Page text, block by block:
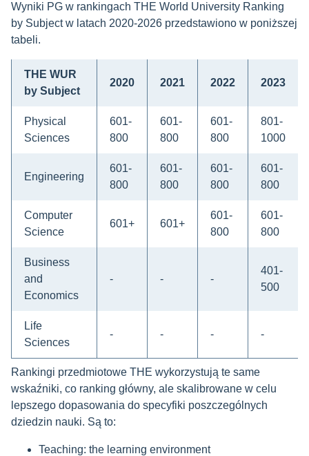
Wyniki PG w rankingach THE World University Ranking
by Subject w latach 2020-2026 przedstawiono w poniższej
tabeli.
THE WUR
by Subject
2020 2021 2022 2023
Physical
Sciences
601-
800
601-
800
601-
800
801-
1000
Engineering
601-
800
601-
800
601-
800
601-
800
Computer
Science
601+ 601+
601-
800
601-
800
Business
and
Economics
- - -
401-
500
Life
Sciences
- - - -
Rankingi przedmiotowe THE wykorzystują te same
wskaźniki, co ranking główny, ale skalibrowane w celu
lepszego dopasowania do specyfiki poszczególnych
dziedzin nauki. Są to:
Teaching: the learning environment